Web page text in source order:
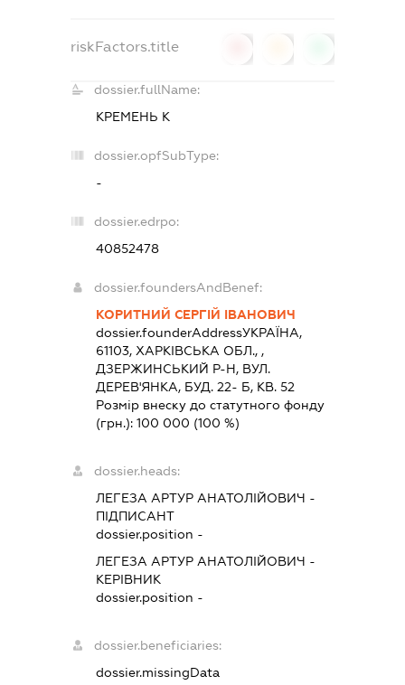
riskFactors.title
dossier.fullName:
КРЕМЕНЬ К
dossier.opfSubType:
-
dossier.edrpo:
40852478
dossier.foundersAndBenef:
КОРИТНИЙ СЕРГІЙ ІВАНОВИЧ
dossier.founderAddressУКРАЇНА,
61103, ХАРКIВСЬКА ОБЛ., ,
ДЗЕРЖИНСЬКИЙ Р-Н, ВУЛ.
ДЕРЕВ'ЯНКА, БУД. 22- Б, КВ. 52
Розмір внеску до статутного фонду
(грн.):100 000 (100 %)
dossier.heads:
ЛЕГЕЗА АРТУР АНАТОЛІЙОВИЧ -
ПІДПИСАНТ
dossier.position -
ЛЕГЕЗА АРТУР АНАТОЛІЙОВИЧ -
КЕРІВНИК
dossier.position -
dossier.beneficiaries:
dossier.missingData